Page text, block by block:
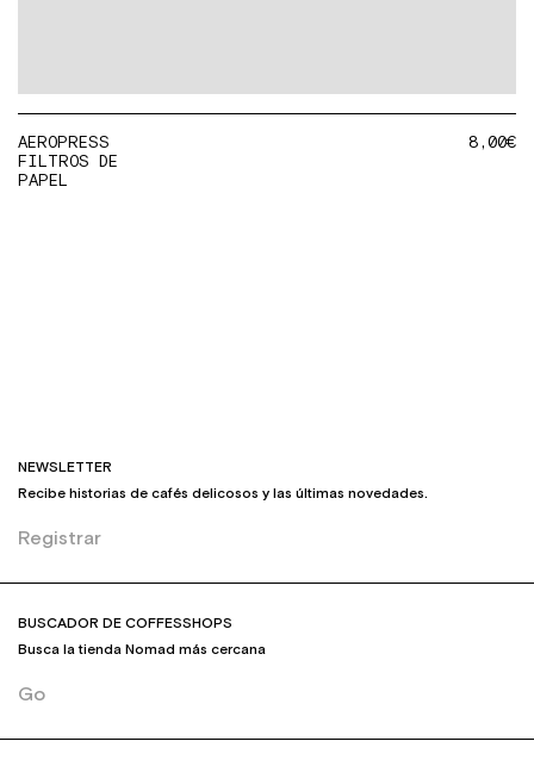
AEROPRESS
FILTROS DE
PAPEL
8,00€
NEWSLETTER
Recibe historias de cafés delicosos y las últimas novedades.
Registrar
BUSCADOR DE COFFESSHOPS
Busca la tienda Nomad más cercana
Go